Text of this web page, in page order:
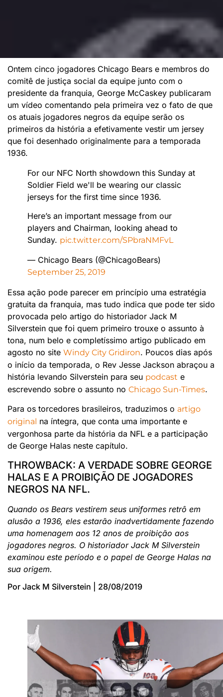
Ontem cinco jogadores Chicago Bears e membros do
comitê de justiça social da equipe junto com o
presidente da franquia, George McCaskey publicaram
um vídeo comentando pela primeira vez o fato de que
os atuais jogadores negros da equipe serão os
primeiros da história a efetivamente vestir um jersey
que foi desenhado originalmente para a temporada
1936.
For our NFC North showdown this Sunday at
Soldier Field we'll be wearing our classic
jerseys for the first time since 1936.
Here’s an important message from our
players and Chairman, looking ahead to
Sunday. pic.twitter.com/SPbraNMFvL
— Chicago Bears (@ChicagoBears)
September 25, 2019
Essa ação pode parecer em princípio uma estratégia
gratuita da franquia, mas tudo indica que pode ter sido
provocada pelo artigo do historiador Jack M
Silverstein que foi quem primeiro trouxe o assunto à
tona, num belo e completíssimo artigo publicado em
agosto no site Windy City Gridiron. Poucos dias após
o início da temporada, o Rev Jesse Jackson abraçou a
história levando Silverstein para seu podcast e
escrevendo sobre o assunto no Chicago Sun-Times.
Para os torcedores brasileiros, traduzimos o artigo
original na íntegra, que conta uma importante e
vergonhosa parte da história da NFL e a participação
de George Halas neste capítulo.
THROWBACK: A VERDADE SOBRE GEORGE
HALAS E A PROIBIÇÃO DE JOGADORES
NEGROS NA NFL.
Quando os Bears vestirem seus uniformes retrô em
alusão a 1936, eles estarão inadvertidamente fazendo
uma homenagem aos 12 anos de proibição aos
jogadores negros. O historiador Jack M Silverstein
examinou este período e o papel de George Halas na
sua origem.
Por Jack M Silverstein | 28/08/2019